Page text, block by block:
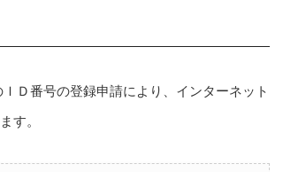
Ｄ番号の登録申請により、インターネット
す。